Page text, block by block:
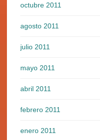
octubre 2011
agosto 2011
julio 2011
mayo 2011
abril 2011
febrero 2011
enero 2011